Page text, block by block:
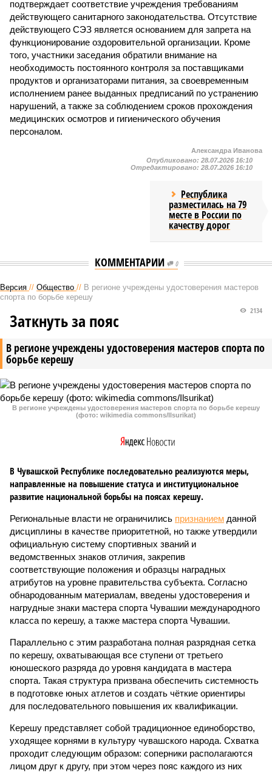
подтверждает соответствие учреждения требованиям
действующего санитарного законодательства. Отсутствие
действующего СЭЗ является основанием для запрета на
функционирование оздоровительной организации. Кроме
того, участники заседания обратили внимание на
необходимость постоянного контроля за поставщиками
продуктов и организаторами питания, за своевременным
исполнением ранее выданных предписаний по устранению
нарушений, а также за соблюдением сроков прохождения
медицинских осмотров и гигиенического обучения
персоналом.
Александра Иванова
Опубликовано: 28.07.2026 16:10
Отредактировано: 28.07.2026 16:10
Республика
разместилась на 79
месте в России по
качеству дорог
КОММЕНТАРИИ 0
Версия // Общество // В регионе учреждены удостоверения мастеров
спорта по борьбе керешу
В регионе учреждены удостоверения мастеров спорта по
борьбе керешу
2134
Заткнуть за пояс
В регионе учреждены удостоверения мастеров спорта по борьбе керешу
(фото: wikimedia commons/Ilsurikat)
В Чувашской Республике последовательно реализуются меры,
направленные на повышение статуса и институциональное
развитие национальной борьбы на поясах керешу.
Региональные власти не ограничились признанием данной
дисциплины в качестве приоритетной, но также утвердили
официальную систему спортивных званий и
ведомственных знаков отличия, закрепив
соответствующие положения и образцы наградных
атрибутов на уровне правительства субъекта. Согласно
обнародованным материалам, введены удостоверения и
нагрудные знаки мастера спорта Чувашии международного
класса по керешу, а также мастера спорта Чувашии.
Параллельно с этим разработана полная разрядная сетка
по керешу, охватывающая все ступени от третьего
юношеского разряда до уровня кандидата в мастера
спорта. Такая структура призвана обеспечить системность
в подготовке юных атлетов и создать чёткие ориентиры
для последовательного повышения их квалификации.
Керешу представляет собой традиционное единоборство,
уходящее корнями в культуру чувашского народа. Схватка
проходит следующим образом: соперники располагаются
лицом друг к другу, при этом через пояс каждого из них